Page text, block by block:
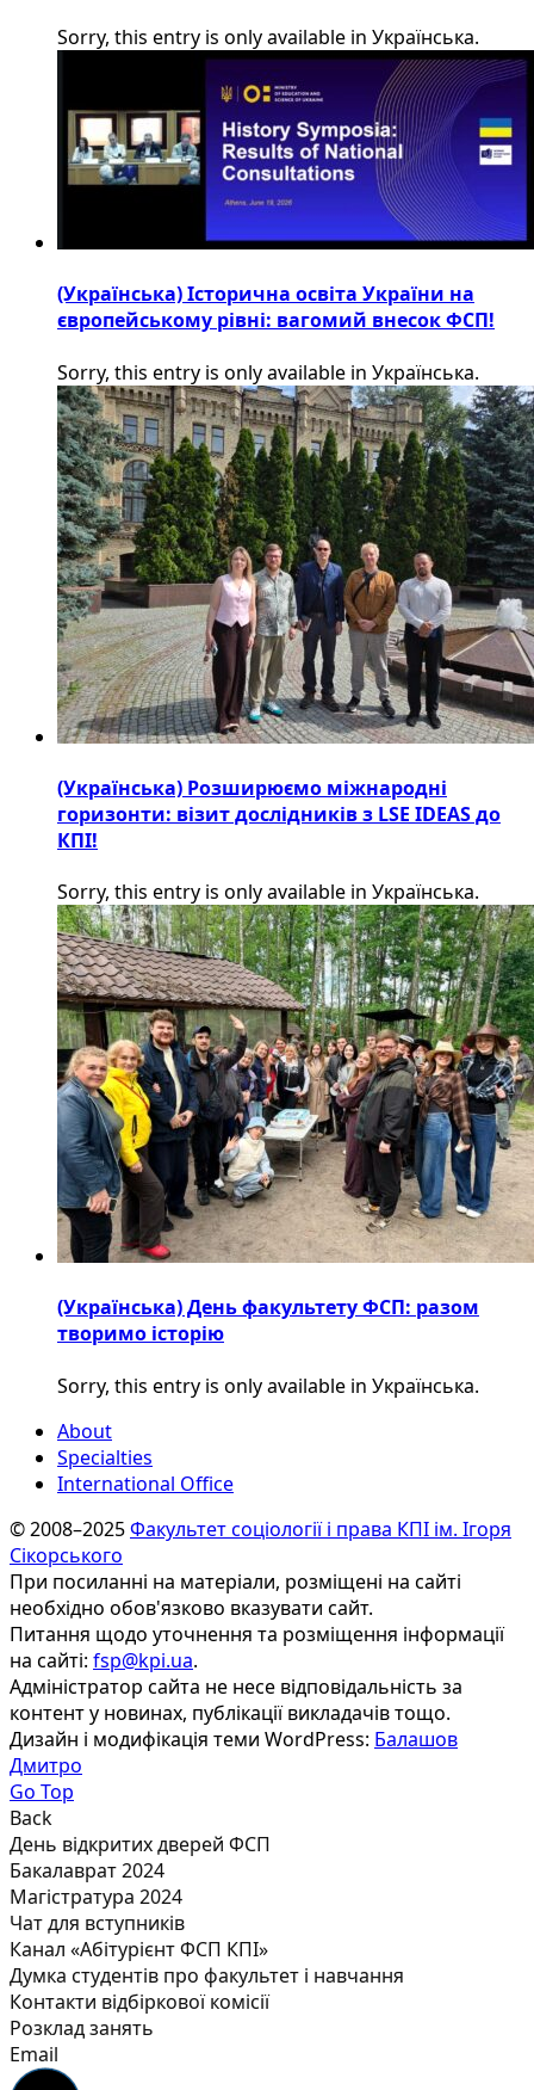
Sorry, this entry is only available in Українська.
(Українська) Історична освіта України на
європейському рівні: вагомий внесок ФСП!
Sorry, this entry is only available in Українська.
(Українська) Розширюємо міжнародні
горизонти: візит дослідників з LSE IDEAS до
КПІ!
Sorry, this entry is only available in Українська.
(Українська) День факультету ФСП: разом
творимо історію
Sorry, this entry is only available in Українська.
About
Specialties
International Office
© 2008–2025Факультет соціології і права КПІ ім. Ігоря
Сікорського
При посиланні на матеріали, розміщені на сайті
необхідно обов'язково вказувати сайт.
Питання щодо уточнення та розміщення інформації
на сайті: fsp@kpi.ua.
Адміністратор сайта не несе відповідальність за
контент у новинах, публікації викладачів тощо.
Дизайн і модифікація теми WordPress: Балашов
Дмитро
Go Top
Back
День відкритих дверей ФСП
Бакалаврат 2024
Магістратура 2024
Чат для вступників
Канал «Абітурієнт ФСП КПІ»
Думка студентів про факультет і навчання
Контакти відбіркової комісії
Розклад занять
Email